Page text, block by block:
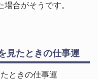
合がそうです。
見たときの仕事運
ときの仕事運